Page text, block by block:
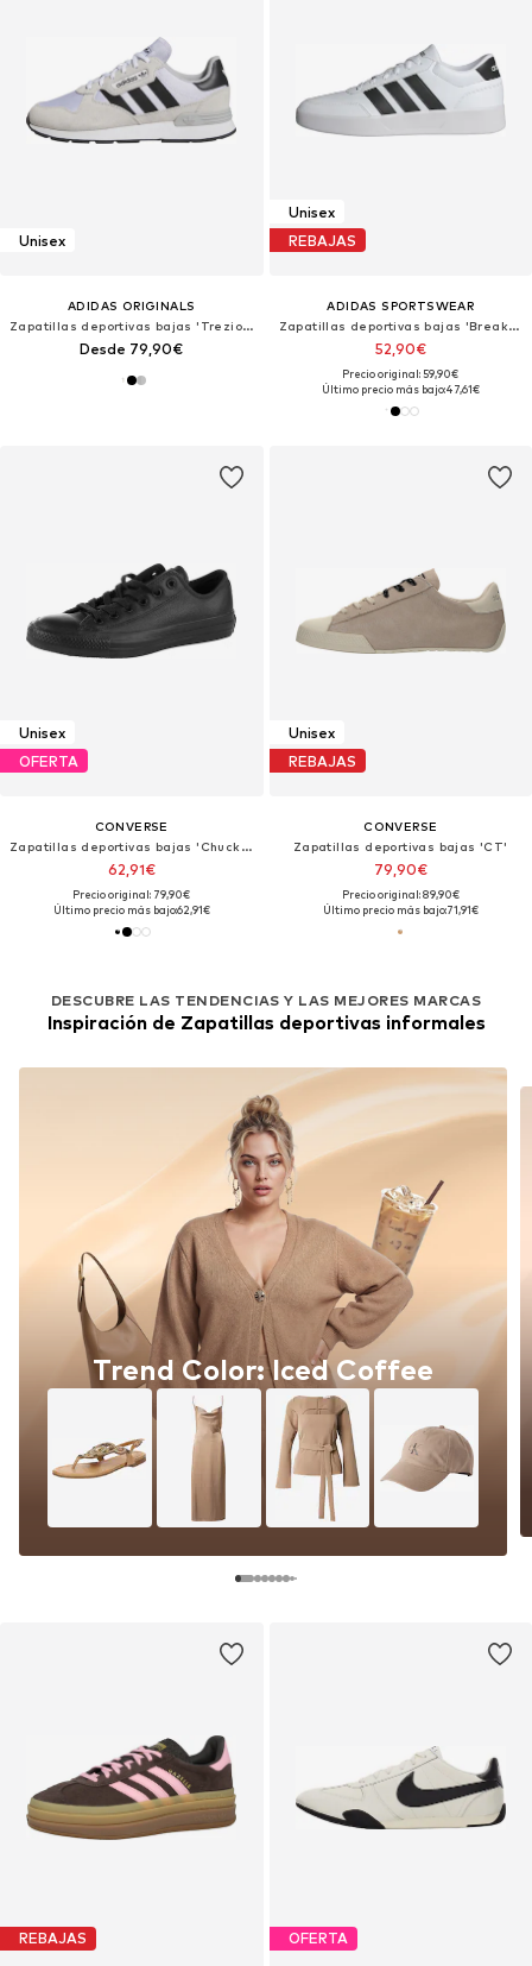
Unisex
ADIDAS ORIGINALS
Zapatillas deportivas bajas 'Treziod 2.0'
Desde 79,90€
Unisex
REBAJAS
ADIDAS SPORTSWEAR
Zapatillas deportivas bajas 'Breaknet 3.0'
52,90€
Precio original: 59,90€
Último precio más bajo:47,61€
Unisex
OFERTA
CONVERSE
Zapatillas deportivas bajas 'Chuck Taylor All Star Leather'
62,91€
Precio original: 79,90€
Último precio más bajo:62,91€
Unisex
REBAJAS
CONVERSE
Zapatillas deportivas bajas 'CT'
79,90€
Precio original: 89,90€
Último precio más bajo:71,91€
DESCUBRE LAS TENDENCIAS Y LAS MEJORES MARCAS
Inspiración de Zapatillas deportivas informales
Trend Color: Iced Coffee
REBAJAS OFERTA